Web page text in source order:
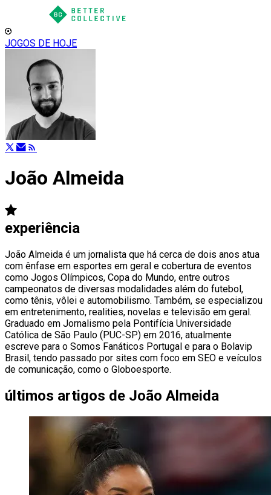
JOGOS DE HOJE
João Almeida
experiência
João Almeida é um jornalista que há cerca de dois anos atua
com ênfase em esportes em geral e cobertura de eventos
como Jogos Olímpicos, Copa do Mundo, entre outros
campeonatos de diversas modalidades além do futebol,
como tênis, vôlei e automobilismo. Também, se especializou
em entretenimento, realities, novelas e televisão em geral.
Graduado em Jornalismo pela Pontifícia Universidade
Católica de São Paulo (PUC-SP) em 2016, atualmente
escreve para o Somos Fanáticos Portugal e para o Bolavip
Brasil, tendo passado por sites com foco em SEO e veículos
de comunicação, como o Globoesporte.
últimos artigos de João Almeida